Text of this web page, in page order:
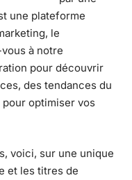
une plateforme
le
à notre
pour découvrir
des tendances du
optimiser vos
voici, sur une unique
et les titres de